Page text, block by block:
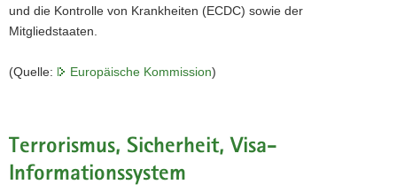
und die Kontrolle von Krankheiten (ECDC) sowie der
Mitgliedstaaten.
(Quelle: Europäische Kommission)
Terrorismus, Sicherheit, Visa-
Informationssystem